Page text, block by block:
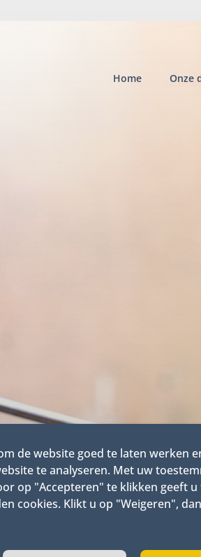
Home Onze
de website goed te laten werken
te analyseren. Met uw
op "Accepteren" te klikken geeft
cookies. Klikt u op "Weigeren",